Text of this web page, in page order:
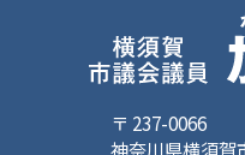
〒 237-0066
神奈川県横須賀